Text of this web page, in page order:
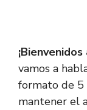
vamos a
formato de 5
mantener el